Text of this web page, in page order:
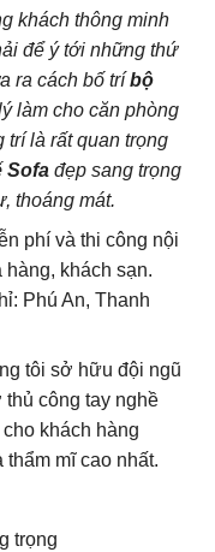
khách thông minh
để ý tới những thứ
ra cách bố tríbộ
làm cho căn phòng
trí là rất quan trọng
Sofa đẹp sang trọng
thoáng mát.
phí và thi công nội
khách sạn.
Phú An, Thanh
tôi sở hữu đội ngũ
công tay nghề
khách hàng
mĩ cao nhất.
trọng